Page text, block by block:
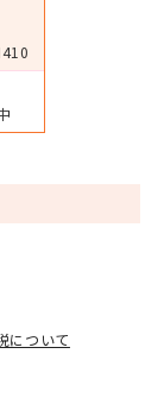
について